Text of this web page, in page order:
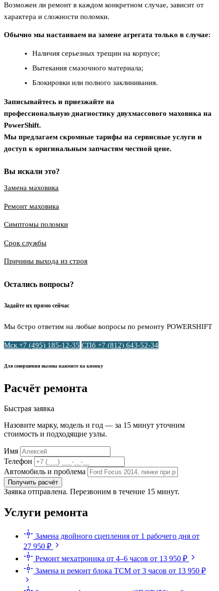
Возможен ли ремонт в каждом конкретном случае, зависит от
характера и сложности поломки.
Обычно мы настаиваем на замене агрегата только в случае:
Наличия серьезных трещин на корпусе;
Вытекания смазочного материала;
Блокировки или полного заклинивания.
Записывайтесь и приезжайте на
профессиональную диагностику двухмассового маховика на
PowerShift.
Мы предлагаем скромные тарифы на сервисные услуги и
доступ к оригинальным запчастям честной цене.
Вы искали это?
Замена маховика
Ремонт маховика
Симптомы поломки
Срок службы
Причины выхода из строя
Остались вопросы?
Задайте их прямо сейчас
Мы бстро ответим на любые вопросы по ремонту POWERSHIFT
Мск +7 (495) 185-12-35 СПб +7 (812) 643-52-34
Для совершения вызова нажмите на кнопку
Расчёт ремонта
Быстрая заявка
Назовите марку, модель и год — за 15 минут уточним
стоимость и подходящие узлы.
Имя
Телефон
Автомобиль и проблема
Получить расчёт
Заявка отправлена. Перезвоним в течение 15 минут.
Услуги ремонта
Замена двойного сцепления от 1 рабочего дня от
27 950 ₽
Ремонт мехатроника от 4–6 часов от 13 950 ₽
Замена и ремонт блока TCM от 3 часов от 13 950 ₽